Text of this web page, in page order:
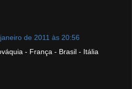
de 2011 às 20:56
- França - Brasil - Itália